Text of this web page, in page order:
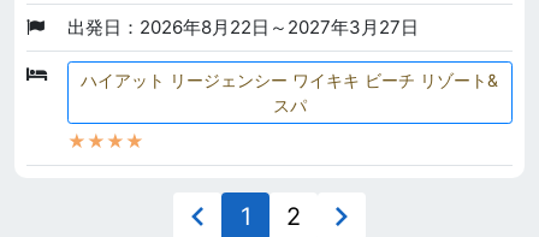
出発日：2026年8月22日～2027年3月27日
ハイアット リージェンシー ワイキキ ビーチ リゾート&
スパ
★★★★
1 2